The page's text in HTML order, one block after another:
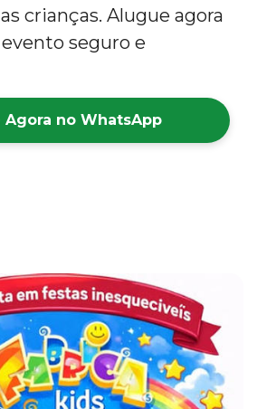
crianças. Alugue agora
seguro e
Agora no WhatsApp